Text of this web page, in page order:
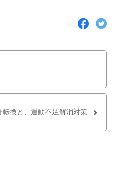
F
a
b
シ
ア
る
T
w
t
シ
ェ
転換と、運動不足解消対策